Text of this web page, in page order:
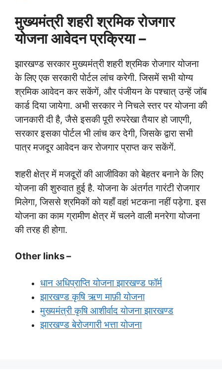
मुख्यमंत्री शहरी श्रमिक रोजगार
योजना आवेदन प्रक्रिया –
झारखण्ड सरकार मुख्यमंत्री शहरी श्रमिक रोजगार योजना
के लिए एक सरकारी पोर्टल लांच करेगी. जिसमें सभी योग्य
श्रमिक आवेदन कर सकेंगें, और पंजीयन के पश्चात् उन्हें जॉब
कार्ड दिया जायेगा. अभी सरकार ने निचले स्तर पर योजना की
जानकारी दी है, जैसे इसकी पूरी रुपरेखा तैयार हो जाएगी,
सरकार इसका पोर्टल भी लांच कर देगी, जिसके द्वारा सभी
पात्र मजदूर आवेदन कर रोजगार प्राप्त कर सकेंगें.
शहरी क्षेत्र में मजदूरों की आजीविका को बेहतर बनाने के लिए
योजना की शुरुवात हुई है. योजना के अंतर्गत गारंटी रोजगार
मिलेगा, जिससे श्रमिकों को यहाँ वहां भटकना नहीं पड़ेगा. इस
योजना का काम ग्रामीण क्षेत्र में चलने वाली मनरेगा योजना
की तरह ही होगा.
Other links –
धान अधिप्राप्ति योजना झारखण्ड फॉर्म
झारखण्ड कृषि ऋण माफ़ी योजना
मुख्यमंत्री कृषि आशीर्वाद योजना झारखण्ड
झारखण्ड बेरोजगारी भत्ता योजना